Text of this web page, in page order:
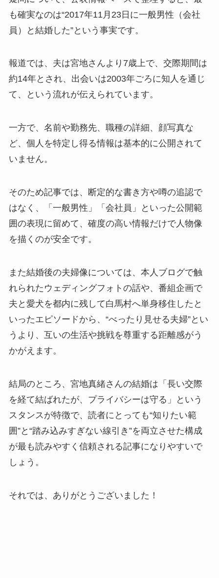
も確実なのは“2017年11月23日に一般男性（会社
員）と結婚した”という事実です。
報道では、夫は宮地さんより7歳上で、交際期間は
約14年とされ、出会いは2003年ごろに知人を通じ
て、という流れが伝えられています。
一方で、名前や勤務先、職種の詳細、顔写真な
ど、個人を特定し得る情報は基本的に公開されて
いません。
そのため記事では、断定的な書き方や噂の追認で
はなく、「一般男性」「会社員」といった公開範
囲の表現に留めて、確度の高い情報だけで人物像
を描くのが安全です。
また結婚後の夫婦像については、本人ブログで触
れられたウェディングフォトの話や、番組企画で
夫と愛犬を都内に残して白馬村へ単身移住したと
いったエピソードから、“べったり見せる夫婦”とい
うより、互いの生活や挑戦を尊重する距離感がう
かがえます。
結局のところ、宮地真緒さんの結婚は「長い交際
を経て結ばれたが、プライバシーは守る」という
スタンスが特徴で、読者にとっても“知りたい範
囲”と“踏み込みすぎない線引き”を両立させた構成
が最も読みやすく信頼される記事になりやすいで
しょう。
それでは、ありがとうございました！